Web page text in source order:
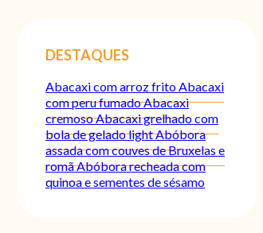
DESTAQUES
Abacaxi com arroz fritoAbacaxi
com peru fumadoAbacaxi
cremosoAbacaxi grelhado com
bola de gelado lightAbóbora
assada com couves de Bruxelas e
romãAbóbora recheada com
quinoa e sementes de sésamo